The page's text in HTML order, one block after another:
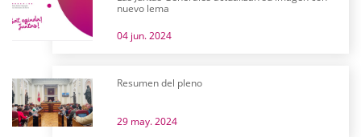
nuevo lema
04 jun. 2024
Resumen del pleno
29 may. 2024